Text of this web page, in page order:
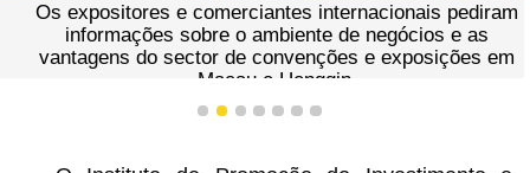
Os expositores e comerciantes internacionais pediram
informações sobre o ambiente de negócios e as
vantagens do sector de convenções e exposições em
Macau e Hengqin.
1 2 3 4 5 6 7